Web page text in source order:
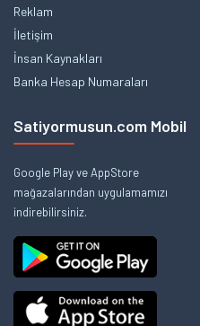
Reklam
İletişim
İnsan Kaynakları
Banka Hesap Numaraları
Satiyormusun.com Mobil
Google Play ve AppStore
mağazalarından uygulamamızı
indirebilirsiniz.